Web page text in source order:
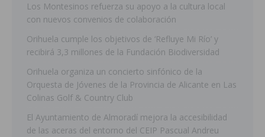
Los Montesinos refuerza su apoyo a la cultura local
con nuevos convenios de colaboración
Orihuela cumple los objetivos de ‘Refluye Mi Río’ y
recibirá 3,3 millones de la Fundación Biodiversidad
Orihuela organiza un concierto sinfónico de la
Orquesta de Jóvenes de la Provincia de Alicante en Las
Colinas Golf & Country Club
El Ayuntamiento de Almoradí mejora la accesibilidad
de las aceras del entorno del CEIP Pascual Andreu